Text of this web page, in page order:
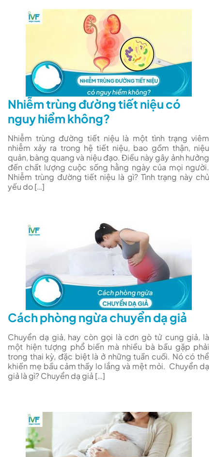
Nhiễm trùng đường tiết niệu có
nguy hiểm không?
Nhiễm trùng đường tiết niệu là một tình trạng viêm
nhiễm xảy ra trong hệ tiết niệu, bao gồm thận, niệu
quản, bàng quang và niệu đạo. Điều này gây ảnh hưởng
đến chất lượng cuộc sống hằng ngày của mọi người.
Nhiễm trùng đường tiết niệu là gì? Tình trạng này chủ
yếu do […]
Cách phòng ngừa chuyển dạ giả
Chuyển dạ giả, hay còn gọi là cơn gò tử cung giả, là
một hiện tượng phổ biến mà nhiều bà bầu gặp phải
trong thai kỳ, đặc biệt là ở những tuần cuối. Nó có thể
khiến mẹ bầu cảm thấy lo lắng và mệt mỏi. Chuyển dạ
giả là gì? Chuyển dạ giả […]